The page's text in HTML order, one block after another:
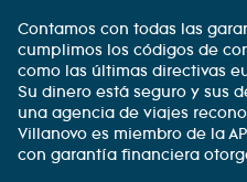
Contamos con todas las
cumplimos los códigos de
como las últimas directivas
Su dinero está seguro y sus
una agencia de viajes
Villanovo es miembro de la
con garantía financiera